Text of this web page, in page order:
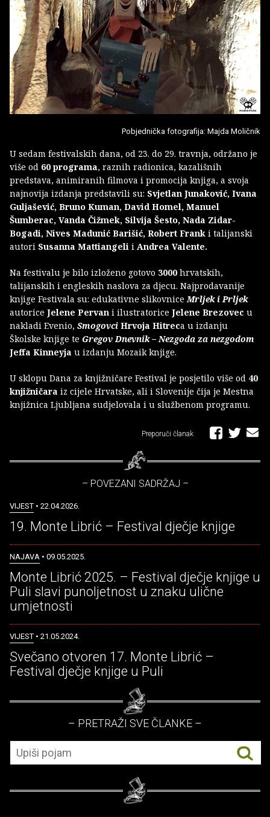
Pobjednička fotografija: Majda Moličnik
U sedam festivalskih dana, od 23. do 29. travnja, održano je
više od 60 programa, raznih radionica, kazališnih
predstava, animiranih filmova i promocija knjiga, a svoja
najnovija izdanja predstavili su: Svjetlan Junaković, Ivana
Guljašević, Bruno Kuman, David Homel, Manuel
Šumberac, Vanda Čižmek, Silvija Šesto, Nada Zidar-
Bogadi, Nives Madunić Barišić, Robert Frank i talijanski
autori Susanna Mattiangeli i Andrea Valente.
Na festivalu je bilo izloženo gotovo 3000 hrvatskih,
talijanskih i engleskih naslova za djecu. Najprodavanije
knjige Festivala su: edukativne slikovnice Mrljek i Prljek
autorice Jelene Pervan i ilustratorice Jelene Brezovec u
nakladi Evenio, Smogovci Hrvoja Hitreca u izdanju
Školske knjige te Gregov Dnevnik – Nezgoda za nezgodom
Jeffa Kinneyja u izdanju Mozaik knjige.
U sklopu Dana za knjižničare Festival je posjetilo više od 40
knjižničara iz cijele Hrvatske, ali i Slovenije čija je Mestna
knjižnica Ljubljana sudjelovala i u službenom programu.
Preporuči članak
– POVEZANI SADRŽAJ –
VIJEST • 22.04.2026.
19. Monte Librić – Festival dječje knjige
NAJAVA • 09.05.2025.
Monte Librić 2025. – Festival dječje knjige u
Puli slavi punoljetnost u znaku ulične
umjetnosti
VIJEST • 21.05.2024.
Svečano otvoren 17. Monte Librić –
Festival dječje knjige u Puli
– PRETRAŽI SVE ČLANKE –